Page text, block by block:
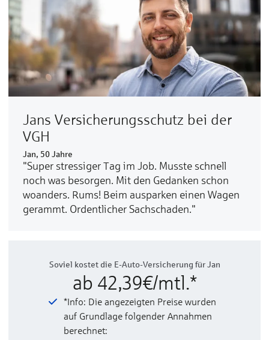
Jans Ver­sicherungs­schutz bei der
VGH
Jan, 50 Jahre
"Super stressiger Tag im Job. Musste schnell
noch was besorgen. Mit den Gedanken schon
woanders. Rums! Beim ausparken einen Wagen
gerammt. Ordentlicher Sachschaden."
Soviel kostet die E-Auto-Versicherung für Jan
ab 42,39€/mtl.*
*Info: Die angezeigten Preise wurden
auf Grundlage folgender Annahmen
berechnet: